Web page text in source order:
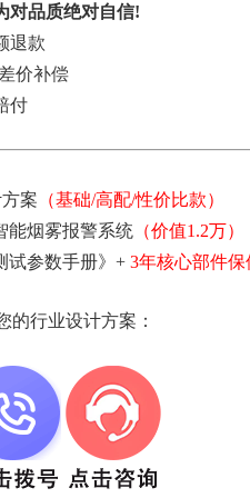
对品质绝对自信!
退款
价补偿
付
案 （基础/高配/性价比款）
能烟雾报警系统 （价值1.2万）
试参数手册》+ 3年核心部件保
的行业设计方案：